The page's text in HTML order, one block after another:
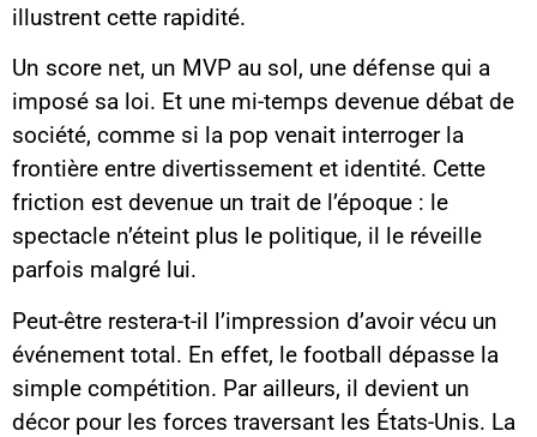
illustrent cette rapidité.
Un score net, un MVP au sol, une défense qui a
imposé sa loi. Et une mi-temps devenue débat de
société, comme si la pop venait interroger la
frontière entre divertissement et identité. Cette
friction est devenue un trait de l’époque : le
spectacle n’éteint plus le politique, il le réveille
parfois malgré lui.
Peut-être restera-t-il l’impression d’avoir vécu un
événement total. En effet, le football dépasse la
simple compétition. Par ailleurs, il devient un
décor pour les forces traversant les États-Unis. La